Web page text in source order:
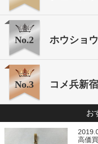
No.2 ホウショ
No.3 コメ兵新
お
高価